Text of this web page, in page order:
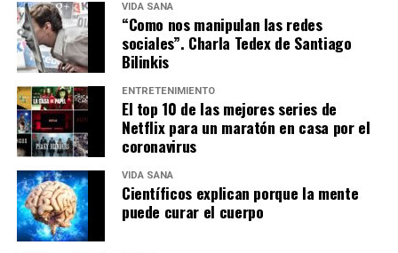
VIDA SANA
“Como nos manipulan las redes
sociales”. Charla Tedex de Santiago
Bilinkis
ENTRETENIMIENTO
El top 10 de las mejores series de
Netflix para un maratón en casa por el
coronavirus
VIDA SANA
Científicos explican porque la mente
puede curar el cuerpo